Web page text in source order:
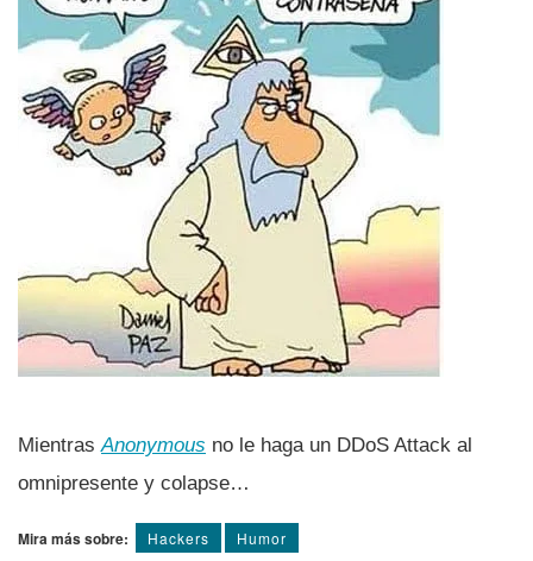
Mientras Anonymous no le haga un DDoS Attack al
omnipresente y colapse…
Mira más sobre: Hackers Humor